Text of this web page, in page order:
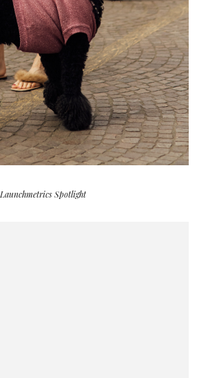
Launchmetrics Spotlight